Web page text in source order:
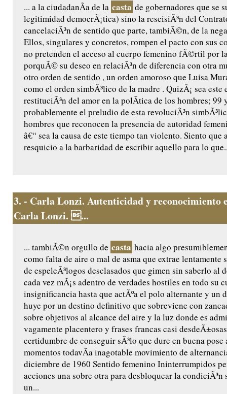
... a la ciudadanÃ­a de la casta de gobernadores que se
legitimidad democrÃ¡tica) sino la rescisiÃ³n del
cancelaciÃ³n de sentido que parte, tambiÃ©n, de la
Ellos, singulares y concretos, rompen el pacto con sus
no pretenden el acceso al cuerpo femenino fÃ©rtil por
porquÃ© su deseo en relaciÃ³n de diferencia con otra
otro orden de sentido , un orden amoroso que Luisa
como el orden simbÃ³lico de la madre . QuizÃ¡ sea este
restituciÃ³n del amor en la polÃ­tica de los hombres; 99
probablemente el preludio de esta revoluciÃ³n
hombres que reconocen la presencia de autoridad
â€“ sea la causa de este tiempo tan violento. Siento que
resquicio a la barbaridad de escribir aquello para lo
3. - Carla Lonzi. Autenticidad y reconocimiento
Carla Lonzi. ...
... tambiÃ©n orgullo de casta hacia algo
como falta de aire o mal de asma que extrae lentamente
de espeleÃ³logos desclasados que gimen sin saberlo al
cada vez mÃ¡s adentro de verdades hostiles en todo su
insignificancia hasta que actÃºa el polo alternante y un
huye por un destino definitivo que sobreviene con
sobre objetivos al alcance del aire y la luz donde es
vagamente placentero y frases francas casi
certidumbre de conseguir sÃ³lo que dure en buena pose
momentos todavÃ­a inagotable movimiento de
diciembre de 1960 Sentido femenino Ininterrumpidos
acciones una sobre otra para desbloquear la
un...